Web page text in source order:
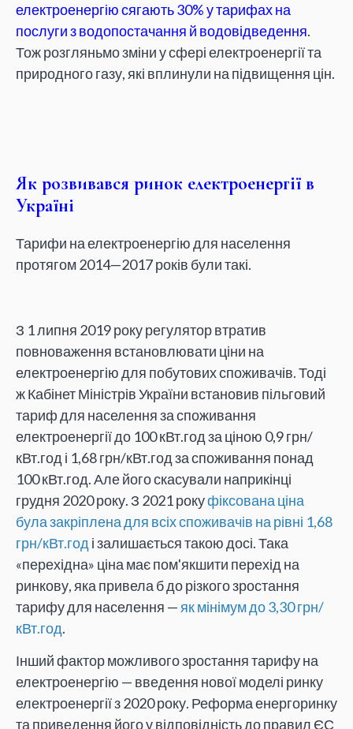
електроенергію сягають 30% у тарифах на
послуги з водопостачання й водовідведення.
Тож розгляньмо зміни у сфері електроенергії та
природного газу, які вплинули на підвищення цін.
Як розвивався ринок електроенергії в
Україні
Тарифи на електроенергію для населення
протягом 2014—2017 років були такі.
З 1 липня 2019 року регулятор втратив
повноваження встановлювати ціни на
електроенергію для побутових споживачів. Тоді
ж Кабінет Міністрів України встановив пільговий
тариф для населення за споживання
електроенергії до 100 кВт.год за ціною 0,9 грн/
кВт.год і 1,68 грн/кВт.год за споживання понад
100 кВт.год. Але його скасували наприкінці
грудня 2020 року. З 2021 рокуфіксована ціна
була закріплена для всіх споживачів на рівні 1,68
грн/кВт.год і залишається такою досі. Така
«перехідна» ціна має пом'якшити перехід на
ринкову, яка привела б до різкого зростання
тарифу для населення — як мінімум до 3,30 грн/
кВт.год.
Інший фактор можливого зростання тарифу на
електроенергію — введення нової моделі ринку
електроенергії з 2020 року. Реформа енергоринку
та приведення його у відповідність до правил ЄС